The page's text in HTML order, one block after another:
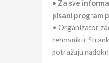
• Za sve
pisani program
• Organizator
cenovniku.
potražuju